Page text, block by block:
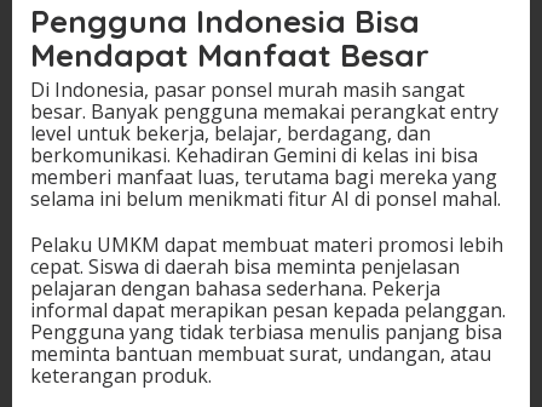
Pengguna Indonesia Bisa
Mendapat Manfaat Besar
Di Indonesia, pasar ponsel murah masih sangat
besar. Banyak pengguna memakai perangkat entry
level untuk bekerja, belajar, berdagang, dan
berkomunikasi. Kehadiran Gemini di kelas ini bisa
memberi manfaat luas, terutama bagi mereka yang
selama ini belum menikmati fitur AI di ponsel mahal.
Pelaku UMKM dapat membuat materi promosi lebih
cepat. Siswa di daerah bisa meminta penjelasan
pelajaran dengan bahasa sederhana. Pekerja
informal dapat merapikan pesan kepada pelanggan.
Pengguna yang tidak terbiasa menulis panjang bisa
meminta bantuan membuat surat, undangan, atau
keterangan produk.